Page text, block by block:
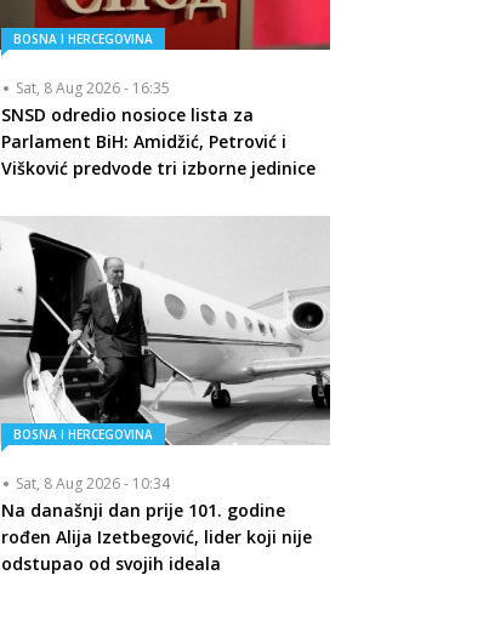
BOSNA I HERCEGOVINA
Sat, 8 Aug 2026 - 16:35
SNSD odredio nosioce lista za
Parlament BiH: Amidžić, Petrović i
Višković predvode tri izborne jedinice
BOSNA I HERCEGOVINA
Sat, 8 Aug 2026 - 10:34
Na današnji dan prije 101. godine
rođen Alija Izetbegović, lider koji nije
odstupao od svojih ideala